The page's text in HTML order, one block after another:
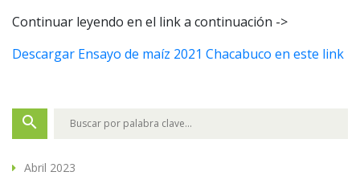
Continuar leyendo en el link a continuación ->
Descargar Ensayo de maíz 2021 Chacabuco en este link
search
Abril 2023